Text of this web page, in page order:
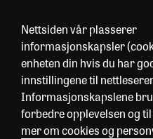
Nettsiden vår plasserer
informasjonskapsler
enheten din hvis du har
innstillingene til
Informasjonskapslene
forbedre opplevelsen og
mer om cookies og